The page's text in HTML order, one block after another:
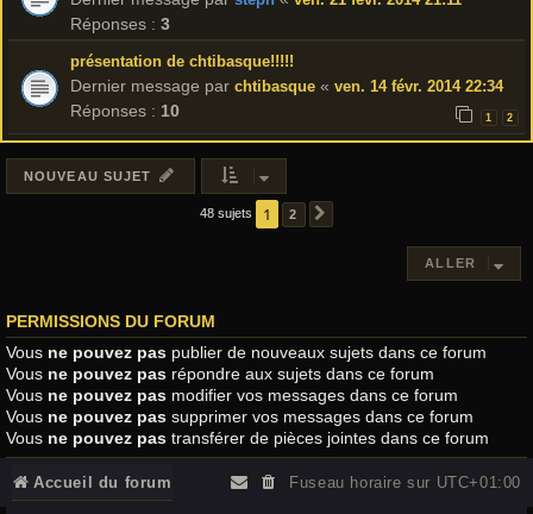
Réponses : 3
présentation de chtibasque!!!!!
Dernier message par chtibasque « ven. 14 févr. 2014 22:34
Réponses : 10 1 2
NOUVEAU SUJET
48 sujets 1 2
ALLER
PERMISSIONS DU FORUM
Vous ne pouvez pas publier de nouveaux sujets dans ce forum
Vous ne pouvez pas répondre aux sujets dans ce forum
Vous ne pouvez pas modifier vos messages dans ce forum
Vous ne pouvez pas supprimer vos messages dans ce forum
Vous ne pouvez pas transférer de pièces jointes dans ce forum
Accueil du forum Fuseau horaire sur UTC+01:00